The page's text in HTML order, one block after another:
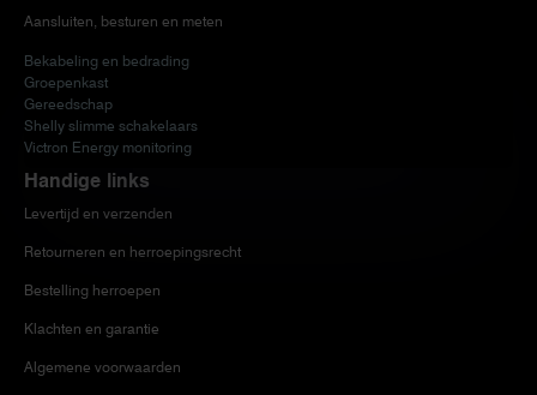
Aansluiten, besturen en meten
Bekabeling en bedrading
Groepenkast
Gereedschap
Shelly slimme schakelaars
Victron Energy monitoring
Handige links
Levertijd en verzenden
Retourneren en herroepingsrecht
Bestelling herroepen
Klachten en garantie
Algemene voorwaarden